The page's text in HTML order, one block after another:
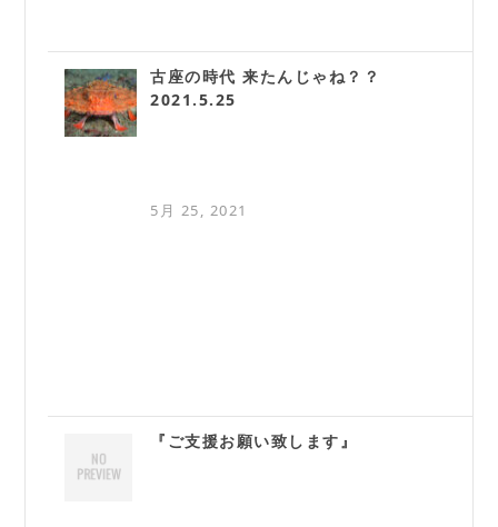
古座の時代 来たんじゃね？？
2021.5.25
5月 25, 2021
『ご支援お願い致します』